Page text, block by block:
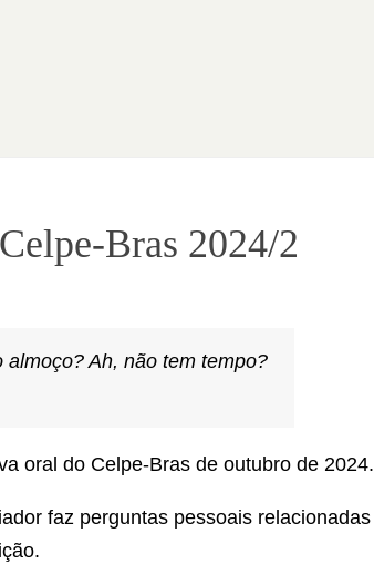
Bras 2024/2
Ah, não tem tempo?
oral do Celpe-Bras de outubro de 2024.
faz perguntas pessoais relacionadas